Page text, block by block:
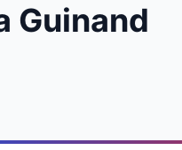
Guinand